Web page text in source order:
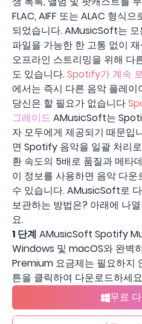
FLAC, AIFF 또는 ALAC 형식
되었습니다. AMusicSoft는
파일을 가능한 한 고통 없이
오프라인 스트리밍을 위해 다
도 있습니다.Spotify가 계속
에서는 즉시 다른 음악 플레
당신은 할 필요가 없습니다
그레이드 AMusicSoft는
자 모두에게 제공되기 때문
면 Spotify 음악을 일괄 처리
환 속도의 5배로 품질과 메타
이 정보를 사용하면 음악 다
수 있습니다. AMusicSoft로
보관하는 방법은? 아래에 나
요.
1 단계 AMusicSoft Spotify
Windows 및 macOS와 완벽
Premium 요금제는 필요하지
튼을 클릭하여 다운로드하세
무료